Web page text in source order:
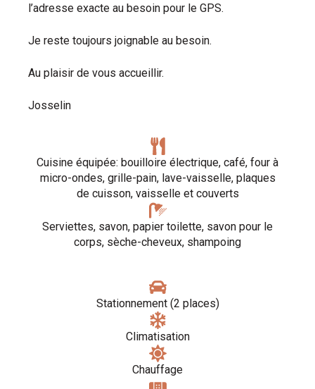
l’adresse exacte au besoin pour le GPS.
Je reste toujours joignable au besoin.
Au plaisir de vous accueillir.
Josselin
Cuisine équipée: bouilloire électrique, café, four à
micro-ondes, grille-pain, lave-vaisselle, plaques
de cuisson, vaisselle et couverts
Serviettes, savon, papier toilette, savon pour le
corps, sèche-cheveux, shampoing
Stationnement (2 places)
Climatisation
Chauffage